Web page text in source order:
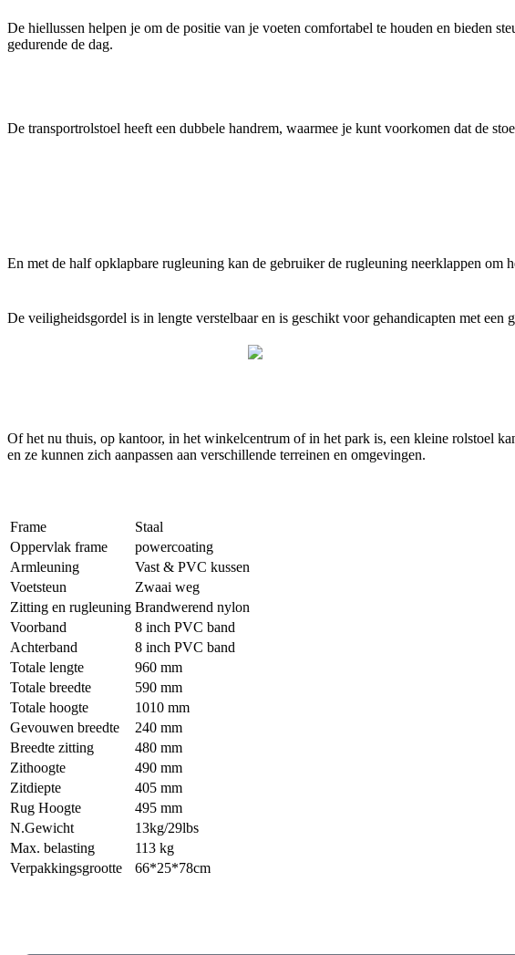
De hiellussen helpen je om de positie van je voeten comfortabel te houden en bieden
gedurende de dag.
De transportrolstoel heeft een dubbele handrem, waarmee je kunt voorkomen dat de
En met de half opklapbare rugleuning kan de gebruiker de rugleuning neerklappen om
De veiligheidsgordel is in lengte verstelbaar en is geschikt voor gehandicapten met
Of het nu thuis, op kantoor, in het winkelcentrum of in het park is, een kleine rolstoel
en ze kunnen zich aanpassen aan verschillende terreinen en omgevingen.
Frame
Staal
Oppervlak frame
powercoating
Armleuning
Vast & PVC kussen
Voetsteun
Zwaai weg
Zitting en rugleuning Brandwerend nylon
Voorband
8 inch PVC band
Achterband
8 inch PVC band
Totale lengte
960 mm
Totale breedte
590 mm
Totale hoogte
1010 mm
Gevouwen breedte
240 mm
Breedte zitting
480 mm
Zithoogte
490 mm
Zitdiepte
405 mm
Rug Hoogte
495 mm
N.Gewicht
13kg/29lbs
Max. belasting
113 kg
Verpakkingsgrootte
66*25*78cm